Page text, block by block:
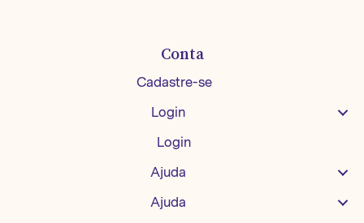
Conta
Cadastre-se
Login
Login
Ajuda
Ajuda